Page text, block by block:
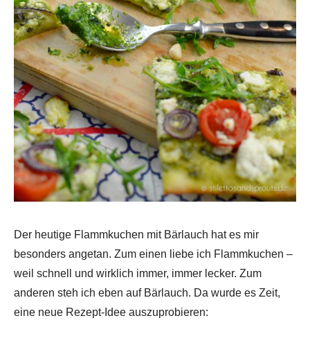
Der heutige Flammkuchen mit Bärlauch hat es mir
besonders angetan. Zum einen liebe ich Flammkuchen –
weil schnell und wirklich immer, immer lecker. Zum
anderen steh ich eben auf Bärlauch. Da wurde es Zeit,
eine neue Rezept-Idee auszuprobieren: